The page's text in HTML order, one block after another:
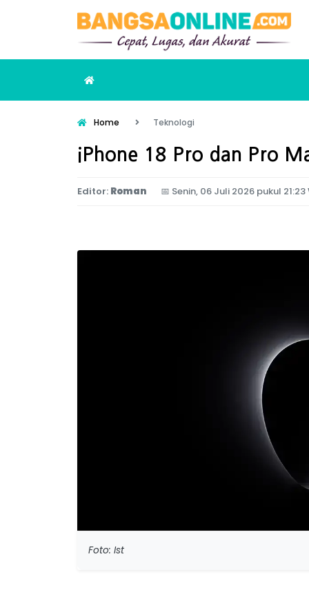
Home Teknologi
iPhone 18 Pro dan Pro
Editor: Roman 📅 Senin, 06 Juli 2026 pukul 21:23
Foto: Ist